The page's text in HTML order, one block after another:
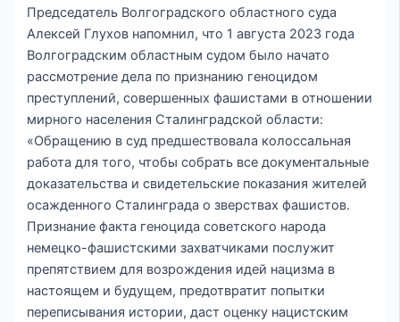
Председатель Волгоградского областного суда
Алексей Глухов напомнил, что 1 августа 2023 года
Волгоградским областным судом было начато
рассмотрение дела по признанию геноцидом
преступлений, совершенных фашистами в отношении
мирного населения Сталинградской области:
«Обращению в суд предшествовала колоссальная
работа для того, чтобы собрать все документальные
доказательства и свидетельские показания жителей
осажденного Сталинграда о зверствах фашистов.
Признание факта геноцида советского народа
немецко-фашистскими захватчиками послужит
препятствием для возрождения идей нацизма в
настоящем и будущем, предотвратит попытки
переписывания истории, даст оценку нацистским